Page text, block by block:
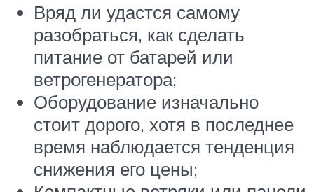
Вряд ли удастся самому
разобраться, как сделать
питание от батарей или
ветрогенератора;
Оборудование изначально
стоит дорого, хотя в последнее
время наблюдается тенденция
снижения его цены;